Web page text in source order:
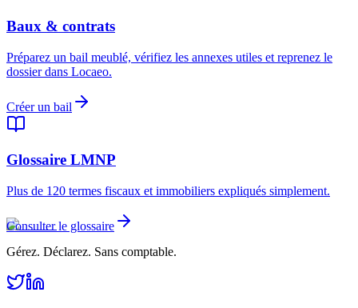
Baux & contrats
Préparez un bail meublé, vérifiez les annexes utiles et reprenez le
dossier dans Locaeo.
Créer un bail
Glossaire LMNP
Plus de 120 termes fiscaux et immobiliers expliqués simplement.
Consulter le glossaire
Gérez. Déclarez. Sans comptable.